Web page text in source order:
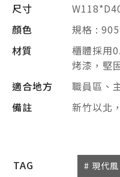
尺寸
顏色
規格 :
材質
櫃體採用
烤漆，堅
適合地方
職員區、
備註
新竹以北
TAG # 現代風